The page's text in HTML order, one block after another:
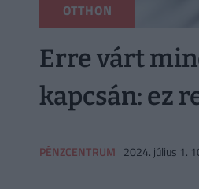
OTTHON
Erre várt
kapcsán: ez
PÉNZCENTRUM 2024. július 1.